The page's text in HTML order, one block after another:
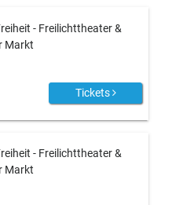
- Freilichttheater &
Markt
Tickets
- Freilichttheater &
Markt